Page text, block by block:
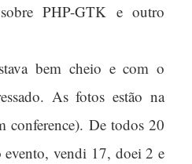
PHP-GTK e outro
bem cheio e com o
As fotos estão na
conference). De todos 20
vendi 17, doei 2 e